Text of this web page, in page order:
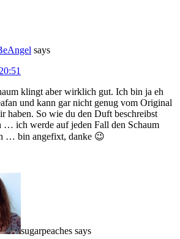
says
klingt aber wirklich gut. Ich bin ja eh
und kann gar nicht genug vom Original
haben. So wie du den Duft beschreibst
… ich werde auf jeden Fall den Schaum
… bin angefixt, danke 😉
sugarpeaches says